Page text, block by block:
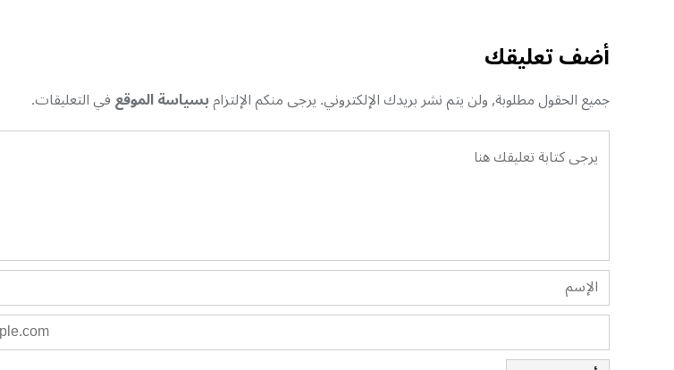
أضف تعليقك
جميع الحقول مطلوبة, ولن يتم نشر بريدك الإلكتروني. يرجى منكم الإلتزامبسياسة الموقعفي التعليقات.